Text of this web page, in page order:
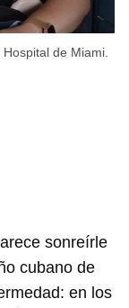
de Miami.
sonreírle
cubano de
en los